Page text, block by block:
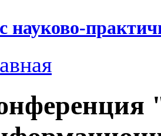
науково-